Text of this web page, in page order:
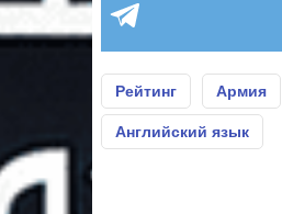
Рейтинг Армия
Английский язык